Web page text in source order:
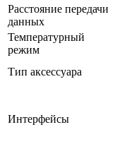
Расстояние передачи
данных
Температурный
режим
Тип аксессуара
Интерфейсы